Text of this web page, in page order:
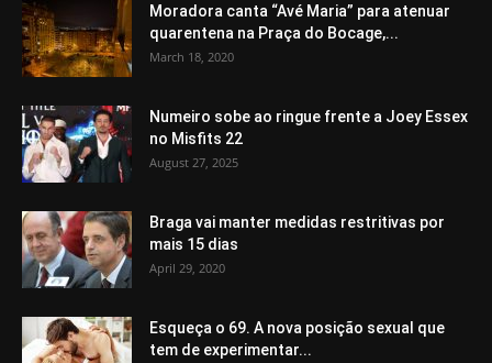
Moradora canta “Avé Maria” para atenuar
quarentena na Praça do Bocage,...
March 18, 2020
Numeiro sobe ao ringue frente a Joey Essex
no Misfits 22
August 27, 2025
Braga vai manter medidas restritivas por
mais 15 dias
April 29, 2020
Esqueça o 69. A nova posição sexual que
tem de experimentar...